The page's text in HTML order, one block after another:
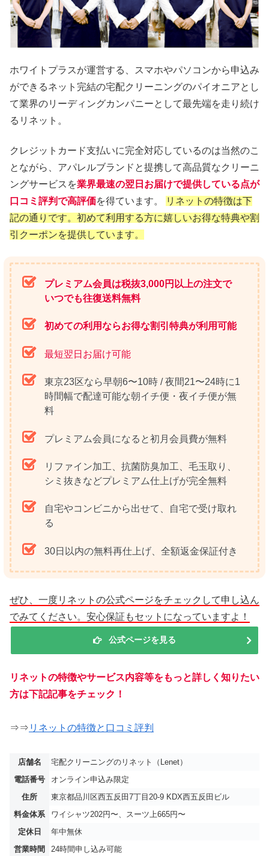
ホワイトプラスが運営する、スマホやパソコンから申込み
ができるネット完結の宅配クリーニングのパイオニアとし
て業界のリーディングカンパニーとして最先端を走り続け
るリネット。
クレジットカード支払いに完全対応しているのは当然のこ
とながら、アパレルブランドと提携して高品質なクリーニ
ングサービスを業界最速の翌日お届けで提供している点が
口コミ評判で高評価を得ています。
リネットの特徴は下
記の通りです。初めて利用する方に嬉しいお得な特典や割
引クーポンを提供しています。
プレミアム会員は税抜3,000円以上の注文で
いつでも往復送料無料
初めての利用ならお得な割引特典が利用可能
最短翌日お届け可能
東京23区なら早朝6〜10時 / 夜間21〜24時に1
時間幅で配達可能な朝イチ便・夜イチ便が無
料
プレミアム会員になると初月会員費が無料
リファイン加工、抗菌防臭加工、毛玉取り、
シミ抜きなどプレミアム仕上げが完全無料
自宅やコンビニから出せて、自宅で受け取れ
る
30日以内の無料再仕上げ、全額返金保証付き
ぜひ、一度リネットの公式ページをチェックして申し込ん
でみてください。安心保証もセットになっていますよ！
公式ページを見る
リネットの特徴やサービス内容等をもっと詳しく知りたい
方は下記記事をチェック！
⇒⇒ リネットの特徴と口コミ評判
店舗名
宅配クリーニングのリネット（Lenet）
電話番号
オンライン申込み限定
住所
東京都品川区西五反田7丁目20-9 KDX西五反田ビル
料金体系
ワイシャツ202円〜、スーツ上665円〜
定休日
年中無休
営業時間
24時間申し込み可能